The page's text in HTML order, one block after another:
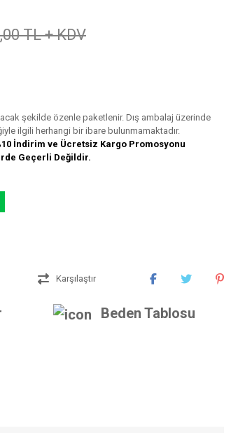
TL + KDV
şekilde özenle paketlenir. Dış ambalaj üzerinde
ilgili herhangi bir ibare bulunmamaktadır.
İndirim ve Ücretsiz Kargo Promosyonu
Geçerli Değildir.
Karşılaştır
Beden Tablosu